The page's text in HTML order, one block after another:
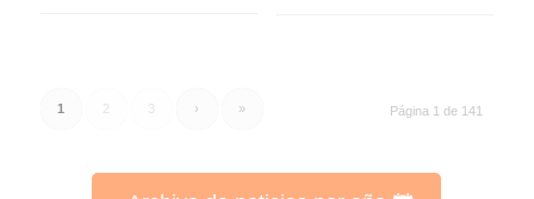
Página 1 de 141
1 3 › »